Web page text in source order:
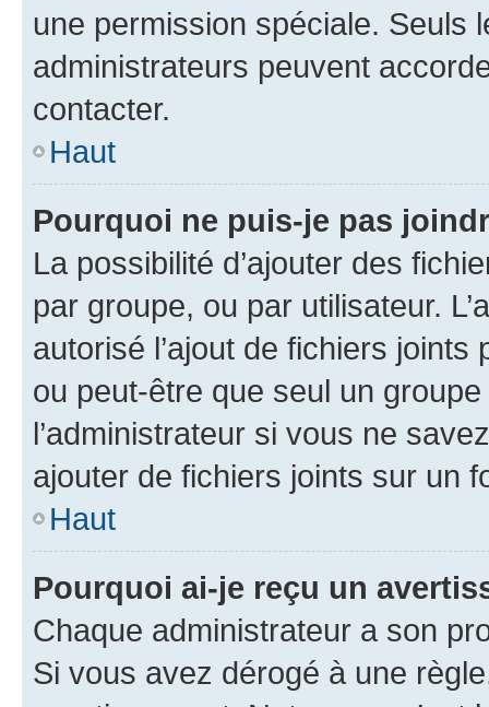
une permission spéciale. Seuls
administrateurs peuvent
contacter.
Haut
Pourquoi ne puis-je pas
La possibilité d’ajouter des
par groupe, ou par utilisateur.
autorisé l’ajout de fichiers
ou peut-être que seul un
l’administrateur si vous ne
ajouter de fichiers joints sur un
Haut
Pourquoi ai-je reçu un
Chaque administrateur a son
Si vous avez dérogé à une